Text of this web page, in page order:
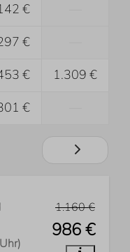
€
€
€ 1.309 €
€
1.160 €
986 €